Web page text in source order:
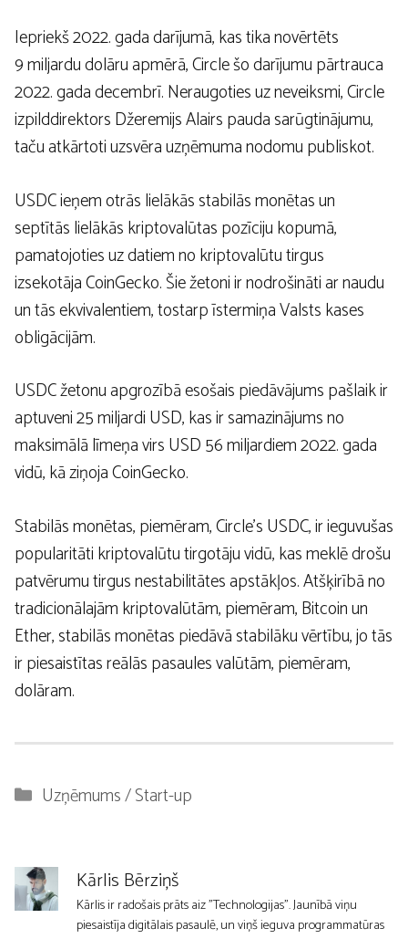
Iepriekš 2022. gada darījumā, kas tika novērtēts
9 miljardu dolāru apmērā, Circle šo darījumu pārtrauca
2022. gada decembrī. Neraugoties uz neveiksmi, Circle
izpilddirektors Džeremijs Alairs pauda sarūgtinājumu,
taču atkārtoti uzsvēra uzņēmuma nodomu publiskot.
USDC ieņem otrās lielākās stabilās monētas un
septītās lielākās kriptovalūtas pozīciju kopumā,
pamatojoties uz datiem no kriptovalūtu tirgus
izsekotāja CoinGecko. Šie žetoni ir nodrošināti ar naudu
un tās ekvivalentiem, tostarp īstermiņa Valsts kases
obligācijām.
USDC žetonu apgrozībā esošais piedāvājums pašlaik ir
aptuveni 25 miljardi USD, kas ir samazinājums no
maksimālā līmeņa virs USD 56 miljardiem 2022. gada
vidū, kā ziņoja CoinGecko.
Stabilās monētas, piemēram, Circle’s USDC, ir ieguvušas
popularitāti kriptovalūtu tirgotāju vidū, kas meklē drošu
patvērumu tirgus nestabilitātes apstākļos. Atšķirībā no
tradicionālajām kriptovalūtām, piemēram, Bitcoin un
Ether, stabilās monētas piedāvā stabilāku vērtību, jo tās
ir piesaistītas reālās pasaules valūtām, piemēram,
dolāram.
Kategorijas
Uzņēmums / Start-up
Kārlis Bērziņš
Kārlis ir radošais prāts aiz "Technologijas". Jaunībā viņu
piesaistīja digitālais pasaulē, un viņš ieguva programmatūras